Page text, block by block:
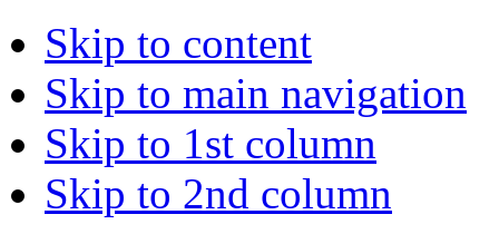
Skip to content
Skip to main navigation
Skip to 1st column
Skip to 2nd column